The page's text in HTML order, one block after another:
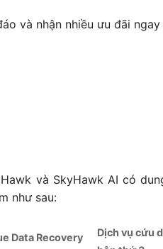
và nhận nhiều ưu đãi ngay
và SkyHawk AI có
như sau:
Data Recovery
Dịch vụ cứu